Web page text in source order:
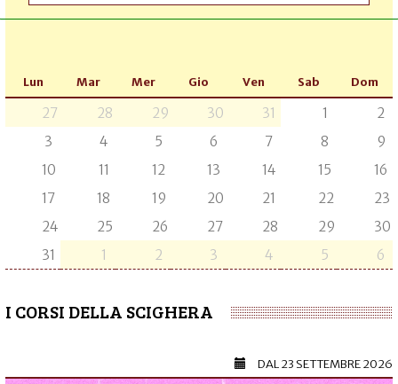
Lun Mar Mer Gio Ven Sab Dom
27 28 29 30 31 1
2
3
4 5 6 7 8
9
10
11 12 13 14 15
16
17
18 19 20 21 22
23
24
25 26 27 28 29
30
31
1 2 3 4 5 6
I CORSI DELLA SCIGHERA
DAL23 SETTEMBRE 2026